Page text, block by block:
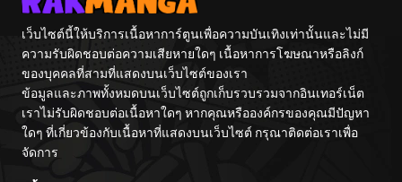
เว็บไซต์นี้ให้บริการเนื้อหาการ์ตูนเพื่อความบันเทิงเท่านั้นและไม่มี
ความรับผิดชอบต่อความเสียหายใดๆ เนื้อหาการโฆษณาหรือลิงก์
ของบุคคลที่สามที่แสดงบนเว็บไซต์ของเรา
ข้อมูลและภาพทั้งหมดบนเว็บไซต์ถูกเก็บรวบรวมจากอินเทอร์เน็ต
เราไม่รับผิดชอบต่อเนื้อหาใดๆ หากคุณหรือองค์กรของคุณมีปัญหา
ใดๆ ที่เกี่ยวข้องกับเนื้อหาที่แสดงบนเว็บไซต์ กรุณาติดต่อเราเพื่อ
จัดการ